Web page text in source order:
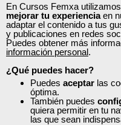
En Cursos Femxa
mejorar tu experienciaen
adaptar el contenido a tus
y publicaciones en redes
Puedes obtener más
información personal.
¿Qué puedes hacer?
Puedes aceptar las
óptima.
También puedes
quiera permitir en tu
las que sean
Para desempleados,
trabajadores y autónomos.
Sector
Extractivas.
Curso Gratuito
20 horas
Online (toda España)
Ver curso